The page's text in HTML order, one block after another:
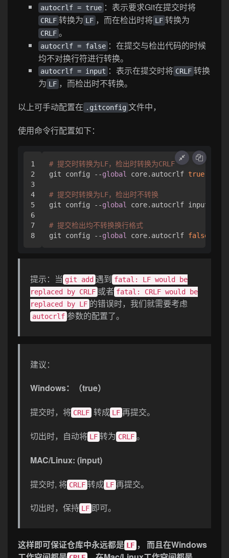
autocrlf = true ：表示要求Git在提交时将
CRLF 转换为 LF ，而在检出时将 LF 转换为
CRLF 。
autocrlf = false ：在提交与检出代码的时候
均不对换行符进行转换。
autocrlf = input ：表示在提交时将 CRLF 转换
为 LF ，而检出时不转换。
以上可手动配置在 .gitconfig 文件中，
使用命令行配置如下：
1
2
3
4
5
6
7
# 提交时转换为LF，检出时转换为CRLF
git config --global core.autocrlf true
# 提交时转换为LF，检出时不转换
git config --global core.autocrlf input
# 提交检出均不转换换行格式
git config --global core.autocrlf false
提示：当 git add 遇到 fatal: LF would be
replaced by CRLF 或者 fatal: CRLF would be
replaced by LF 的错误时，我们就需要考虑
autocrlf 参数的配置了。
建议：
Windows：（true）
提交时，将 CRLF 转成 LF 再提交。
切出时，自动将 LF 转为 CRLF 。
MAC/Linux: (input)
提交时, 将 CRLF 转成 LF 再提交。
切出时，保持 LF 即可。
这样即可保证仓库中永远都是 LF ， 而且在Windows